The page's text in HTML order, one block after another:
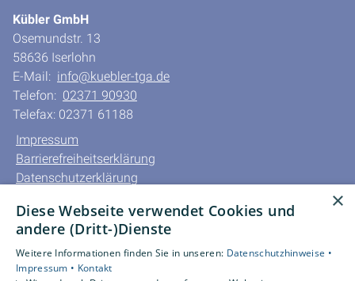
Kübler GmbH
Osemundstr. 13
58636 Iserlohn
E-Mail: info@kuebler-tga.de
Telefon: 02371 90930
Telefax: 02371 61188
Impressum
Barrierefreiheitserklärung
Datenschutzerklärung
Unsere Bereiche
Privatkunden
Gewerbekunden
×
Diese Webseite verwendet Cookies und
andere (Dritt-)Dienste
Weitere Informationen finden Sie in unseren: Datenschutzhinweise •
Impressum • Kontakt